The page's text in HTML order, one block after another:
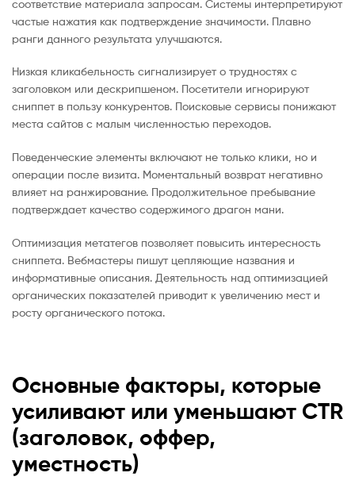
соответствие материала запросам. Системы интерпретируют
частые нажатия как подтверждение значимости. Плавно
ранги данного результата улучшаются.
Низкая кликабельность сигнализирует о трудностях с
заголовком или дескрипшеном. Посетители игнорируют
сниппет в пользу конкурентов. Поисковые сервисы понижают
места сайтов с малым численностью переходов.
Поведенческие элементы включают не только клики, но и
операции после визита. Моментальный возврат негативно
влияет на ранжирование. Продолжительное пребывание
подтверждает качество содержимого драгон мани.
Оптимизация метатегов позволяет повысить интересность
сниппета. Вебмастеры пишут цепляющие названия и
информативные описания. Деятельность над оптимизацией
органических показателей приводит к увеличению мест и
росту органического потока.
Основные факторы, которые
усиливают или уменьшают CTR
(заголовок, оффер,
уместность)